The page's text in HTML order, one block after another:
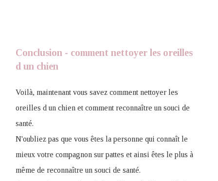
Conclusion - comment nettoyer les oreilles
d un chien
Voilà, maintenant vous savez comment nettoyer les
oreilles d un chien et comment reconnaître un souci de
santé.
N'oubliez pas que vous êtes la personne qui connaît le
mieux votre compagnon sur pattes et ainsi êtes le plus à
même de reconnaître un souci de santé.